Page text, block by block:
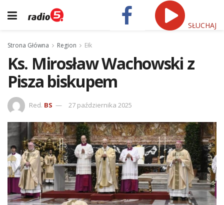
SŁUCHAJ
Strona Główna Region Ełk
Ks. Mirosław Wachowski z
Pisza biskupem
Red. BS 27 października 2025